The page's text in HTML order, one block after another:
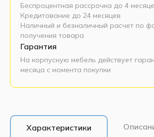
Беспроцентная рассрочка до 4
Кредитование до 24 месяцев
Наличный и безналичный расчет по
получения товара
Гарантия
На корпусную мебель действует
месяца с момента покупки
Характеристики